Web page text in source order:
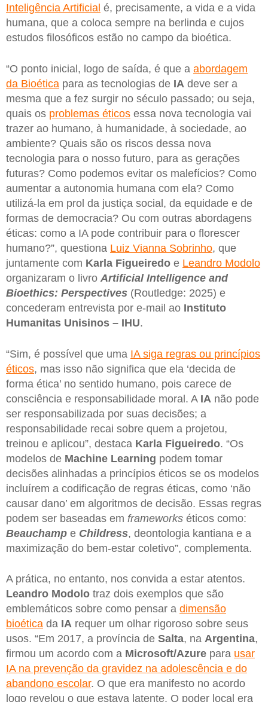
Inteligência Artificial é, precisamente, a vida e a vida
humana, que a coloca sempre na berlinda e cujos
estudos filosóficos estão no campo da bioética.
“O ponto inicial, logo de saída, é que a abordagem
da Bioética para as tecnologias de IA deve ser a
mesma que a fez surgir no século passado; ou seja,
quais os problemas éticos essa nova tecnologia vai
trazer ao humano, à humanidade, à sociedade, ao
ambiente? Quais são os riscos dessa nova
tecnologia para o nosso futuro, para as gerações
futuras? Como podemos evitar os malefícios? Como
aumentar a autonomia humana com ela? Como
utilizá-la em prol da justiça social, da equidade e de
formas de democracia? Ou com outras abordagens
éticas: como a IA pode contribuir para o florescer
humano?”, questiona Luiz Vianna Sobrinho, que
juntamente com Karla Figueiredo e Leandro Modolo
organizaram o livro Artificial Intelligence and
Bioethics: Perspectives (Routledge: 2025) e
concederam entrevista por e-mail ao Instituto
Humanitas Unisinos – IHU.
“Sim, é possível que uma IA siga regras ou princípios
éticos, mas isso não significa que ela ‘decida de
forma ética’ no sentido humano, pois carece de
consciência e responsabilidade moral. A IA não pode
ser responsabilizada por suas decisões; a
responsabilidade recai sobre quem a projetou,
treinou e aplicou”, destaca Karla Figueiredo. “Os
modelos de Machine Learning podem tomar
decisões alinhadas a princípios éticos se os modelos
incluírem a codificação de regras éticas, como ‘não
causar dano’ em algoritmos de decisão. Essas regras
podem ser baseadas em frameworks éticos como:
Beauchamp e Childress, deontologia kantiana e a
maximização do bem-estar coletivo”, complementa.
A prática, no entanto, nos convida a estar atentos.
Leandro Modolo traz dois exemplos que são
emblemáticos sobre como pensar a dimensão
bioética da IA requer um olhar rigoroso sobre seus
usos. “Em 2017, a província de Salta, na Argentina,
firmou um acordo com a Microsoft/Azure para usar
IA na prevenção da gravidez na adolescência e do
abandono escolar. O que era manifesto no acordo
logo revelou o que estava latente. O poder local era